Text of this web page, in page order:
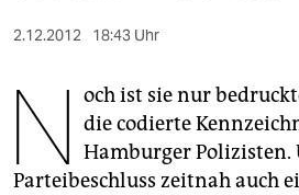
nord
wahrheit
2.12.2012 18:43 Uhr
N och ist sie nur
die codierte
Hamburger Polizisten.
Parteibeschluss zeitnah auch